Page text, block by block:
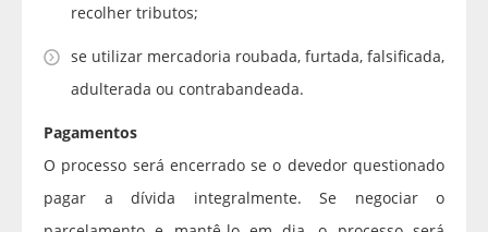
recolher tributos;
se utilizar mercadoria roubada, furtada, falsificada,
adulterada ou contrabandeada.
Pagamentos
O processo será encerrado se o devedor questionado
pagar a dívida integralmente. Se negociar o